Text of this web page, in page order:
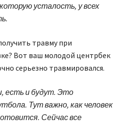
усталость, у всех
травму при
Вот ваш молодой центрбек
серьезно травмировался.
есть и будут. Это
Тут важно, как человек
Сейчас все